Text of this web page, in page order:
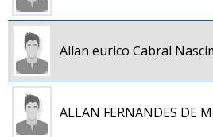
Allan eurico Cabral
ALLAN FERNANDES DE